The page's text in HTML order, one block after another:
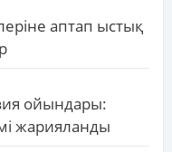
аптап ыстық
ойындары:
жарияланды